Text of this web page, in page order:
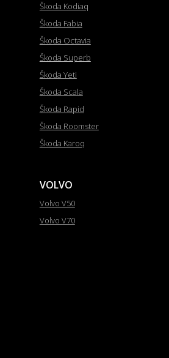
Škoda Kodiaq
Škoda Fabia
Škoda Octavia
Škoda Superb
Škoda Yeti
Škoda Scala
Škoda Rapid
Škoda Roomster
Škoda Karoq
VOLVO
Volvo V50
Volvo V70